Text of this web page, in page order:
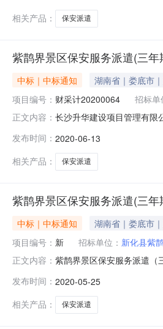
的主要需求：
相关产品：
保安派遣
紫鹊界景区保安服务派遣(三
中标｜中标通知 湖南省｜娄底市
项目编号： 财采计20200064 招标单
正文内容： 长沙升华建设项目管理有限
购代理编号:CSSH-LD-
发布时间： 2020-06-13
相关产品：
保安派遣
紫鹊界景区保安服务派遣(三
中标｜中标通知 湖南省｜娄底市
项目编号： 新 招标单位： 新化县紫
正文内容： 紫鹊界景区保安服务派遣（
顺利结束，现将成交结果公
额：198万元采
发布时间： 2020-05-25
相关产品：
保安派遣